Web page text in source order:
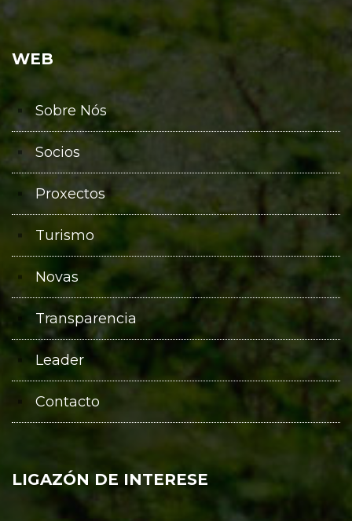
WEB
Sobre Nós
Socios
Proxectos
Turismo
Novas
Transparencia
Leader
Contacto
LIGAZÓN DE INTERESE